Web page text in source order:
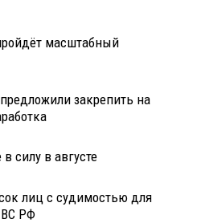
масштабный
закрепить на
силу в августе
лиц с судимостью для
ВС РФ